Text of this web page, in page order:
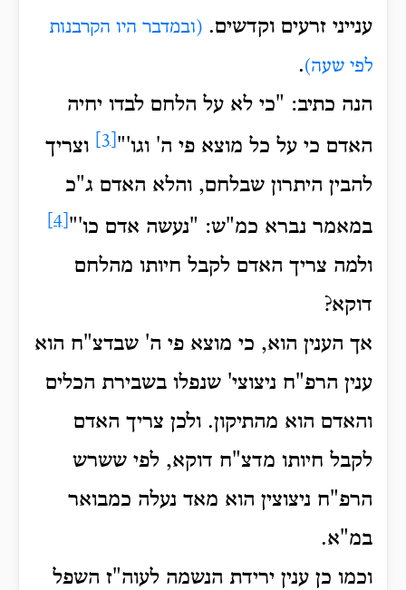
ענייני זרעים וקדשים. (ובמדבר היו הקרבנות
לפי שעה).
הנה כתיב: "כי לא על הלחם לבדו יחיה
האדם כי על כל מוצא פי ה' וגו'"
וצריך
להבין היתרון שבלחם, והלא האדם ג"כ
במאמר נברא כמ"ש: "נעשה אדם כו'"
ולמה צריך האדם לקבל חיותו מהלחם
דוקא?
אך הענין הוא, כי מוצא פי ה' שבדצ"ח הוא
ענין הרפ"ח ניצוצי' שנפלו בשבירת הכלים
והאדם הוא מהתיקון. ולכן צריך האדם
לקבל חיותו מדצ"ח דוקא, לפי ששרש
הרפ"ח ניצוצין הוא מאד נעלה כמבואר
במ"א.
וכמו כן ענין ירידת הנשמה לעוה"ז השפל